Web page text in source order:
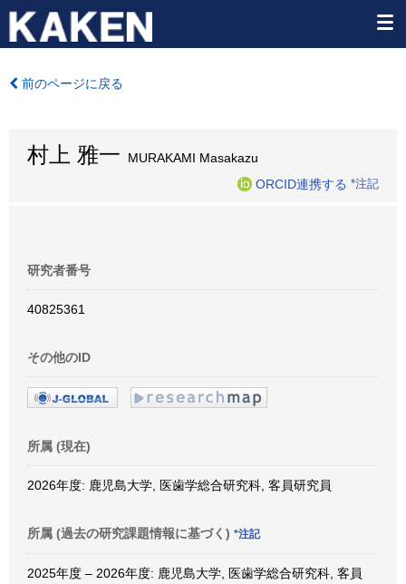
前のページに戻る
村上 雅一 MURAKAMI Masakazu
ORCID連携する *注記
研究者番号
40825361
その他のID
所属 (現在)
2026年度: 鹿児島大学, 医歯学総合研究科, 客員研究員
所属 (過去の研究課題情報に基づく) *注記
2025年度 – 2026年度: 鹿児島大学, 医歯学総合研究科, 客員